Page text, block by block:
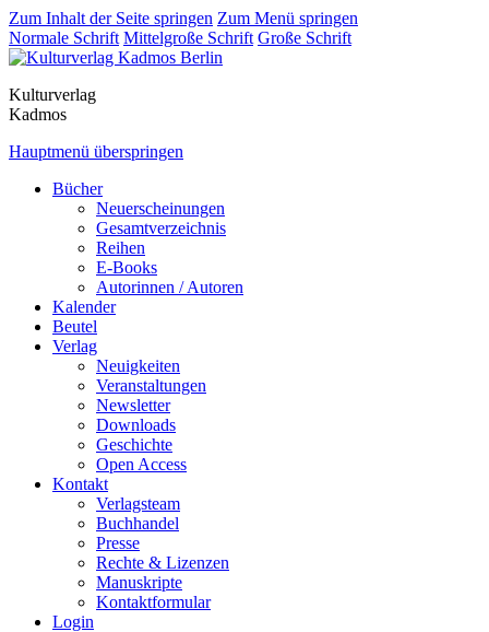
Zum Inhalt der Seite springen Zum Menü springen
Normale Schrift Mittelgroße Schrift Große Schrift
Kulturverlag
Kadmos
Hauptmenü überspringen
Bücher
Neuerscheinungen
Gesamtverzeichnis
Reihen
E-Books
Autorinnen / Autoren
Kalender
Beutel
Verlag
Neuigkeiten
Veranstaltungen
Newsletter
Downloads
Geschichte
Open Access
Kontakt
Verlagsteam
Buchhandel
Presse
Rechte & Lizenzen
Manuskripte
Kontaktformular
Login